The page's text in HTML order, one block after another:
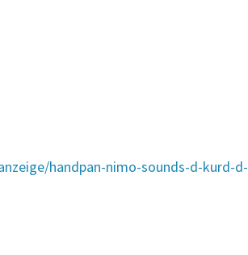
handpan-nimo-sounds-d-kurd-d-